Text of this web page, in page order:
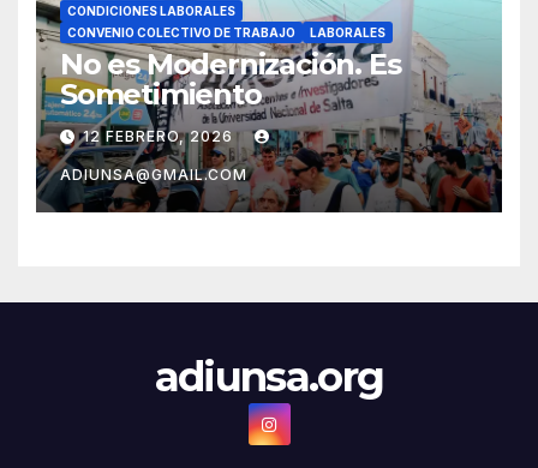
CONDICIONES LABORALES
CONVENIO COLECTIVO DE TRABAJO
LABORALES
No es Modernización. Es
Sometimiento
12 FEBRERO, 2026
ADIUNSA@GMAIL.COM
adiunsa.org